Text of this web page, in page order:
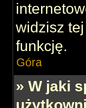
widzisz
funkcję.
Góra
» W jaki